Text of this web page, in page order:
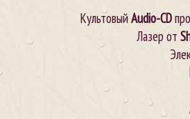
КультовыйAudio-CD
Лазер от